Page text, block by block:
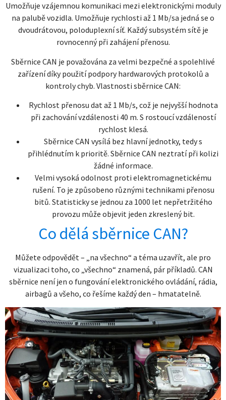
Umožňuje vzájemnou komunikaci mezi elektronickými moduly
na palubě vozidla. Umožňuje rychlosti až 1 Mb/sa jedná se o
dvoudrátovou, poloduplexní síť. Každý subsystém sítě je
rovnocenný při zahájení přenosu.
Sběrnice CAN je považována za velmi bezpečné a spolehlivé
zařízení díky použití podpory hardwarových protokolů a
kontroly chyb. Vlastnosti sběrnice CAN:
Rychlost přenosu dat až 1 Mb/s, což je nejvyšší hodnota
při zachování vzdálenosti 40 m. S rostoucí vzdáleností
rychlost klesá.
Sběrnice CAN vysílá bez hlavní jednotky, tedy s
přihlédnutím k prioritě. Sběrnice CAN neztratí při kolizi
žádné informace.
Velmi vysoká odolnost proti elektromagnetickému
rušení. To je způsobeno různými technikami přenosu
bitů. Statisticky se jednou za 1000 let nepřetržitého
provozu může objevit jeden zkreslený bit.
Co dělá sběrnice CAN?
Můžete odpovědět – „na všechno“ a téma uzavřít, ale pro
vizualizaci toho, co „všechno“ znamená, pár příkladů. CAN
sběrnice není jen o fungování elektronického ovládání, rádia,
airbagů a všeho, co řešíme každý den – hmatatelně.